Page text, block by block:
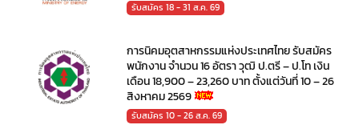
รับสมัคร 18 - 31 ส.ค. 69
การนิคมอุตสาหกรรมแห่งประเทศไทย รับสมัคร
พนักงาน จำนวน 16 อัตรา วุฒิ ป.ตรี – ป.โท เงิน
เดือน 18,900 – 23,260 บาท ตั้งแต่วันที่ 10 – 26
สิงหาคม 2569
รับสมัคร 10 - 26 ส.ค. 69